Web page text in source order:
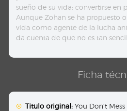
sueño de su vida: convertirse en
Aunque Zohan se ha propuesto
vida como agente de la lucha
da cuenta de que no es tan
Ficha
Titulo original: You Don't